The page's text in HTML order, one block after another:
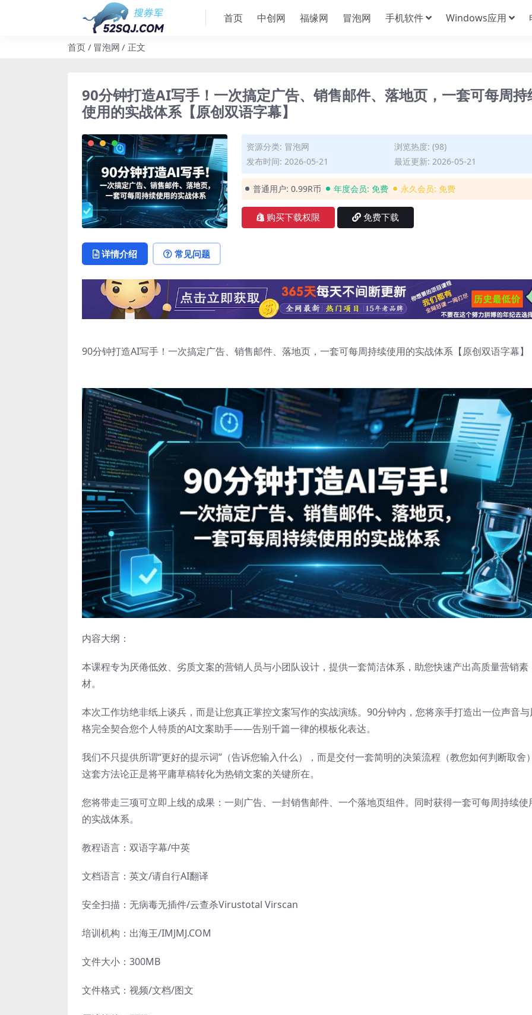
首页 中创网 福缘网 冒泡网 手机软件 Windows应用
首页 冒泡网 正文
90分钟打造AI写手！一次搞定广告、销售邮件、落地页，一套可每周持
使用的实战体系【原创双语字幕】
资源分类: 冒泡网
浏览热度: (98)
发布时间: 2026-05-21
最近更新: 2026-05-21
普通用户: 0.99R币 年度会员: 免费 永久会员: 免费
购买下载权限 免费下载
详情介绍 常见问题
90分钟打造AI写手！一次搞定广告、销售邮件、落地页，一套可每周持续使用的实战体系【原创双语字幕】
内容大纲：
本课程专为厌倦低效、劣质文案的营销人员与小团队设计，提供一套简洁体系，助您快速产出高质量营销素
材。
本次工作坊绝非纸上谈兵，而是让您真正掌控文案写作的实战演练。90分钟内，您将亲手打造出一位声音与
格完全契合您个人特质的AI文案助手——告别千篇一律的模板化表达。
我们不只提供所谓“更好的提示词”（告诉您输入什么），而是交付一套简明的决策流程（教您如何判断取舍
这套方法论正是将平庸草稿转化为热销文案的关键所在。
您将带走三项可立即上线的成果：一则广告、一封销售邮件、一个落地页组件。同时获得一套可每周持续使
的实战体系。
教程语言：双语字幕/中英
文档语言：英文/请自行AI翻译
安全扫描：无病毒无插件/云查杀Virustotal Virscan
培训机构：出海王/IMJMJ.COM
文件大小：300MB
文件格式：视频/文档/图文